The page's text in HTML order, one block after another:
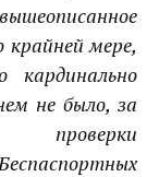
крайней мере,
кардинально
не было, за
проверки